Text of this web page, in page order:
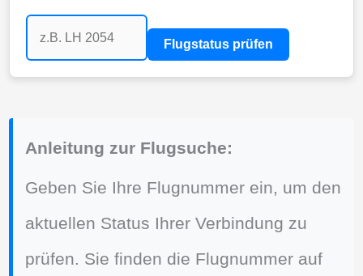
Flugstatus prüfen
Anleitung zur Flugsuche:
Geben Sie Ihre Flugnummer ein, um den
aktuellen Status Ihrer Verbindung zu
prüfen. Sie finden die Flugnummer auf